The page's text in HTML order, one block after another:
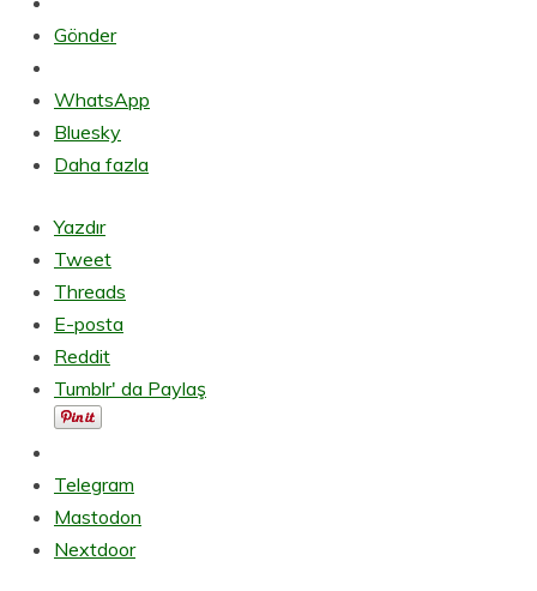
Gönder
WhatsApp
Bluesky
Daha fazla
Yazdır
Tweet
Threads
E-posta
Reddit
Tumblr' da Paylaş
Telegram
Mastodon
Nextdoor